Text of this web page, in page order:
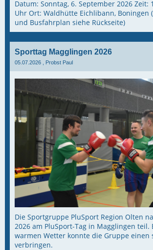
Datum: Sonntag, 6. September 2026 Zeit:
Uhr Ort: Waldhütte Eichlibann, Boningen
und Busfahrplan siehe Rückseite)
Sporttag Magglingen 2026
05.07.2026 , Probst Paul
Die Sportgruppe PluSport Region Olten
2026 am PluSport-Tag in Magglingen
warmen Wetter konnte die Gruppe einen
verbringen.